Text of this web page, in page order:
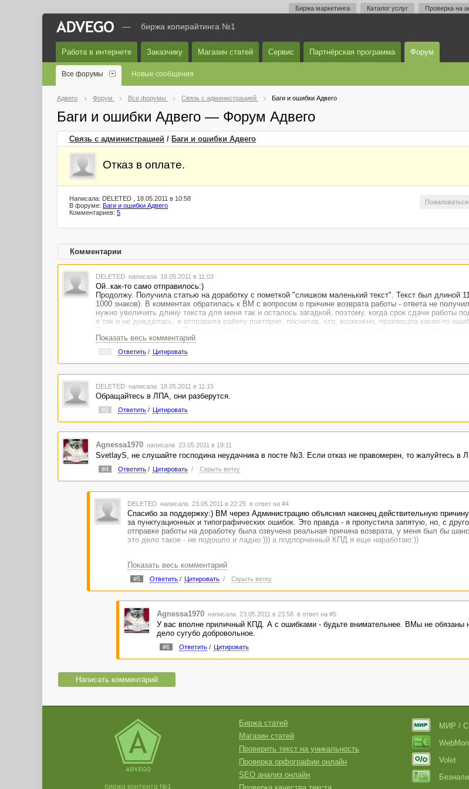
Биржа маркетинга Каталог услуг Проверка на
— биржа копирайтинга №1
Работа в интернете Заказчику Магазин статей Сервис Партнёрская программа Форум
Все форумы Новые сообщения
Адвего Форум Все форумы Связь с администрацией Баги и ошибки Адвего
Баги и ошибки Адвего — Форум Адвего
Связь с администрацией / Баги и ошибки Адвего
Отказ в оплате.
Пожаловаться
Написала: DELETED , 18.05.2011 в 10:58
В форуме: Баги и ошибки Адвего
Комментариев: 5
Комментарии
DELETED написала 18.05.2011 в 11:03
Ой..как-то само отправилось:)
Продолжу. Получила статью на доработку с пометкой "слишком маленький текст". Текст был длиной
1000 знаков). В комментах обратилась к ВМ с вопросом о причине возврата работы - ответа не
нужно увеличить длину текста для меня так и осталось загадкой, поэтому, когда срок сдачи работы
я так и не дождалась, я отправила работу повторно, посчитав, что, возможно, произошла какая-то
надо-то?! :( неприятно.
Показать весь комментарий
Ответить/ Цитировать
DELETED написала 18.05.2011 в 11:15
Обращайтесь в ЛПА, они разберутся.
#2 Ответить/ Цитировать
Agnessa1970 написала 23.05.2011 в 19:11
SvetlayS, не слушайте господина неудачника в посте №3. Если отказ не правомерен, то жалуйтесь в
#4 Ответить/ Цитировать / Скрыть ветку
DELETED написала 23.05.2011 в 22:25 в ответ на #4
Спасибо за поддержку:) ВМ через Администрацию объяснил наконец действительную причину
за пунктуационных и типографических ошибок. Это правда - я пропустила запятую, но, с
отправке работы на доработку была озвучена реальная причина возврата, у меня был бы
это дело такое - не подошло и ладно:))) а подпорченный КПД я еще наработаю:))
Показать весь комментарий
#5 Ответить/ Цитировать / Скрыть ветку
Agnessa1970 написала 23.05.2011 в 23:58 в ответ на #5
У вас вполне приличный КПД. А с ошибками - будьте внимательнее. ВМы не обязаны
дело сугубо добровольное.
#6 Ответить/ Цитировать
Написать комментарий
биржа контента №1
Биржа статей
Магазин статей
Проверить текст на уникальность
Проверка орфографии онлайн
SEO анализ онлайн
МИР /
Volet